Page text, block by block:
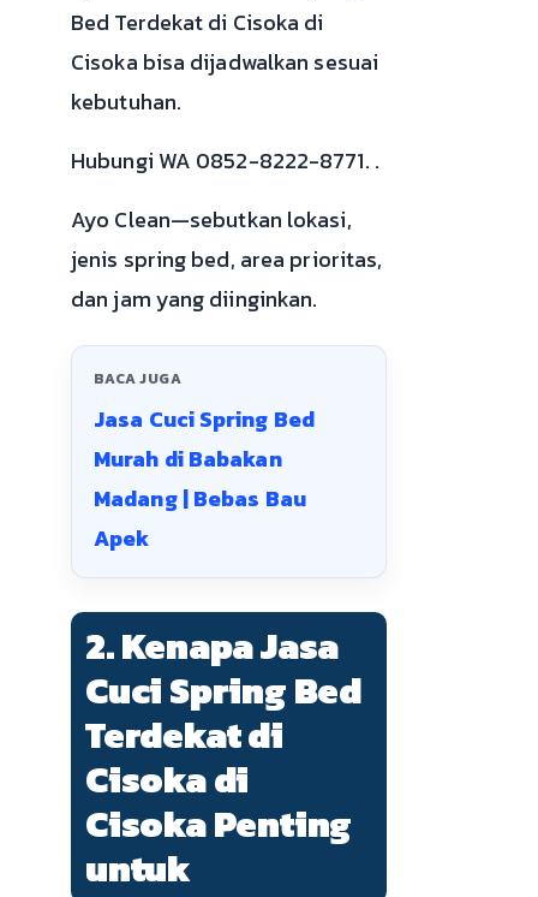
Bed Terdekat di Cisoka di
Cisoka bisa dijadwalkan sesuai
kebutuhan.
Hubungi WA 0852-8222-8771. .
Ayo Clean—sebutkan lokasi,
jenis spring bed, area prioritas,
dan jam yang diinginkan.
BACA JUGA
Jasa Cuci Spring Bed
Murah di Babakan
Madang | Bebas Bau
Apek
2. Kenapa Jasa
Cuci Spring Bed
Terdekat di
Cisoka di
Cisoka Penting
untuk